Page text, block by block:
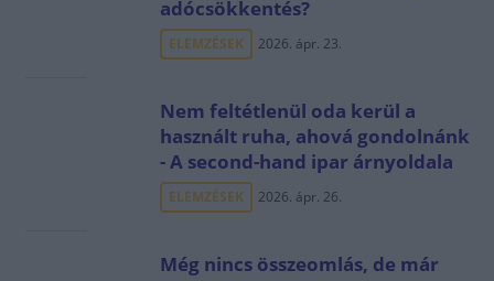
adócsökkentés?
ELEMZÉSEK 2026. ápr. 23.
Nem feltétlenül oda kerül a
használt ruha, ahová gondolnánk
- A second-hand ipar árnyoldala
ELEMZÉSEK 2026. ápr. 26.
Még nincs összeomlás, de már